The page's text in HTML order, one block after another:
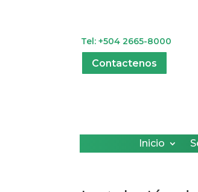
Tel: +504 2665-8000
Contactenos
Inicio